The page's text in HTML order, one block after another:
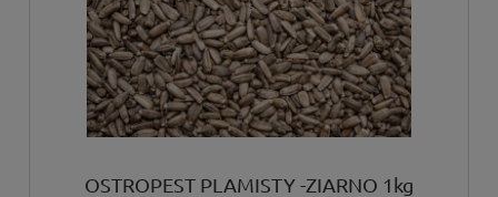
OSTROPEST PLAMISTY -ZIARNO 1kg